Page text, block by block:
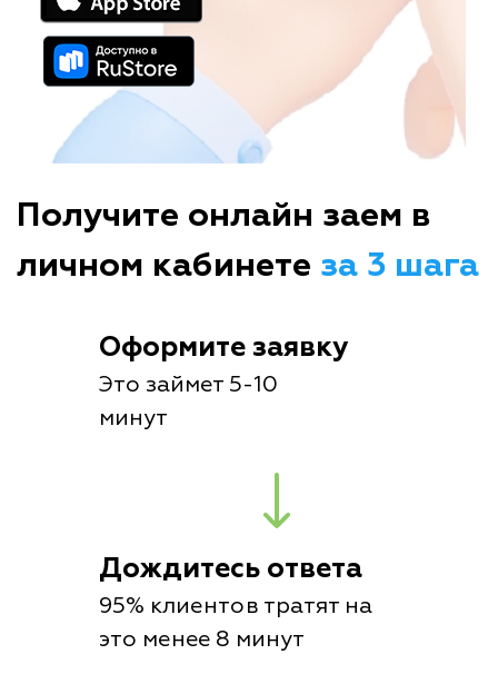
Получите онлайн заем в
личном кабинете за 3 шага
Оформите заявку
Это займет 5-10
минут
Дождитесь ответа
95% клиентов тратят на
это менее 8 минут